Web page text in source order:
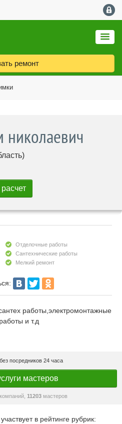
ремонт
Отделочные работы
Сантехнические работы
Мелкий ремонт
работы,электромонтажные
и т.д
посредников 24 часа
мастеров
компаний, 11203 мастеров
в рейтинге рубрик: